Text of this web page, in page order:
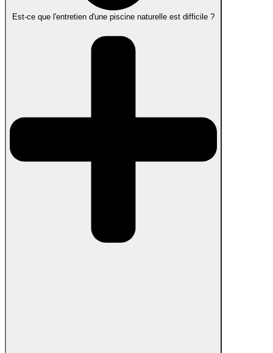
Est-ce que l'entretien d'une piscine naturelle est difficile ?